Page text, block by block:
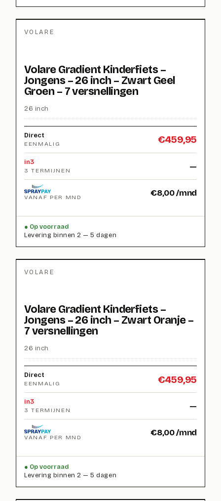
VOLARE
Volare Gradient Kinderfiets –
Jongens – 26 inch – Zwart Geel
Groen – 7 versnellingen
26 inch
Direct
EENMALIG €459,95
in3
3 TERMIJNEN —
VANAF PER MND €8,00/mnd
Op voorraad
Levering binnen 2 — 5 dagen
VOLARE
Volare Gradient Kinderfiets –
Jongens – 26 inch – Zwart Oranje –
7 versnellingen
26 inch
Direct
EENMALIG €459,95
in3
3 TERMIJNEN —
VANAF PER MND €8,00/mnd
Op voorraad
Levering binnen 2 — 5 dagen